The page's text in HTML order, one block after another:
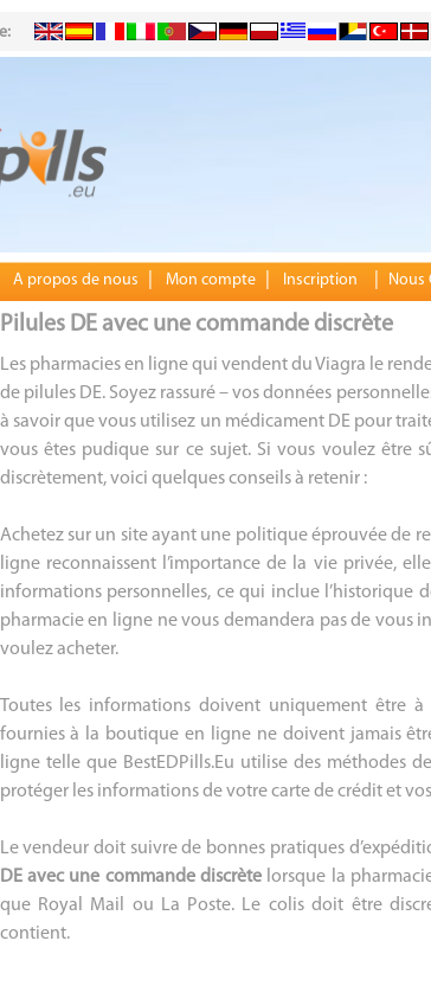
A propos de nous Mon compte Inscription Nous
Pilules DE avec une commande discrète
Les pharmacies en ligne qui vendent du Viagra le
de pilules DE. Soyez rassuré – vos données
à savoir que vous utilisez un médicament DE pour
vous êtes pudique sur ce sujet. Si vous voulez être
discrètement, voici quelques conseils à retenir :
Achetez sur un site ayant une politique éprouvée de
ligne reconnaissent l’importance de la vie privée,
informations personnelles, ce qui inclue l’historique
pharmacie en ligne ne vous demandera pas de vous
voulez acheter.
Toutes les informations doivent uniquement être
fournies à la boutique en ligne ne doivent jamais
ligne telle que BestEDPills.Eu utilise des méthodes
protéger les informations de votre carte de crédit et
Le vendeur doit suivre de bonnes pratiques
DE avec une commande discrètelorsque la
que Royal Mail ou La Poste. Le colis doit être
contient.